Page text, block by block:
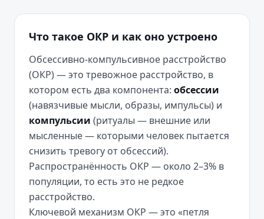
Что такое ОКР и как оно устроено
Обсессивно-компульсивное расстройство
(ОКР) — это тревожное расстройство, в
котором есть два компонента: обсессии
(навязчивые мысли, образы, импульсы) и
компульсии (ритуалы — внешние или
мысленные — которыми человек пытается
снизить тревогу от обсессий).
Распространённость ОКР — около 2–3% в
популяции, то есть это не редкое
расстройство.
Ключевой механизм ОКР — это «петля